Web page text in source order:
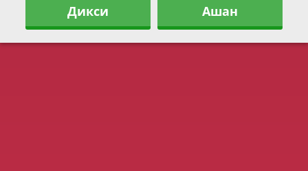
Дикси Ашан